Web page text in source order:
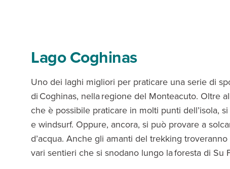
Lago Coghinas
Uno dei laghi migliori per praticare una serie di
di Coghinas, nella regione del Monteacuto. Oltre
che è possibile praticare in molti punti dell’isola,
e windsurf. Oppure, ancora, si può provare a
d’acqua. Anche gli amanti del trekking
vari sentieri che si snodano lungo la foresta di Su